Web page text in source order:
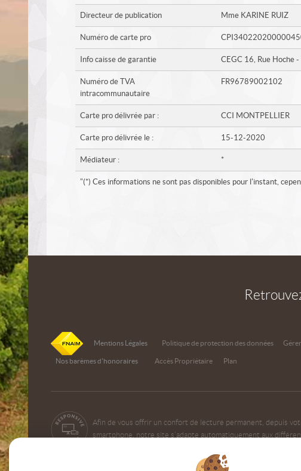
Directeur de publication Mme KARINE RUIZ
Numéro de carte pro
Info caisse de garantie CEGC 16, Rue Hoche
Numéro de TVA
intracommunautaire
FR96789002102
Carte pro délivrée par : CCI MONTPELLIER
Carte pro délivrée le : 15-12-2020
Médiateur : *
"(*) Ces informations ne sont pas disponibles pour l'instant,
Mentions Légales Politique de protection des données
Nos barèmes d'honoraires Accès Propriétaire Plan
Afin de vous offrir un confort de lecture permanent, depuis
smartphone, notre site s’adapte automatiquement aux